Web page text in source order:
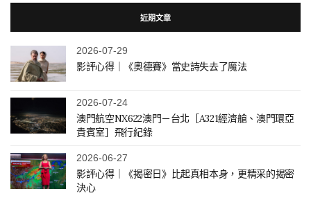
近期文章
2026-07-29
影評心得｜《奧德賽》當史詩失去了魔法
2026-07-24
澳門航空NX622澳門－台北［A321經濟艙、澳門環亞
貴賓室］飛行紀錄
2026-06-27
影評心得｜《揭密日》比起真相本身，更精采的揭密
決心